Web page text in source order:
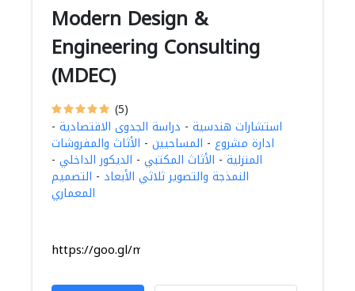
Modern Design &
Engineering Consulting
(MDEC)
(5)
استشارات هندسية - دراسة الجدوى الاقتصادية -
ادارة مشروع - المساحيين - الأثاث والمفروشات
المنزلية - الأثاث المكتبي - الديكور الداخلي -
النمذجة والتصوير ثلاثي الأبعاد - التصميم
المعماري
https://goo.gl/maps/FRiuPUL6TS3uaodg9